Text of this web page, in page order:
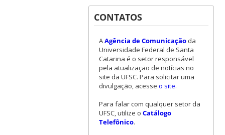
CONTATOS
AAgência de Comunicaçãoda
Universidade Federal de Santa
Catarina é o setor responsável
pela atualização de notícias no
site da UFSC. Para solicitar uma
divulgação, acesse o site.
Para falar com qualquer setor da
UFSC, utilize o Catálogo
Telefônico.